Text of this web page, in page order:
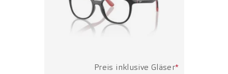
Preis inklusive Gläser*